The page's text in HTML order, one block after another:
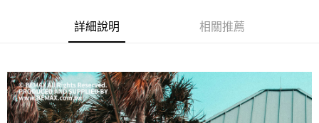
購買商品的店家。未經商家同意取消之訂單仍視為有效，需透過AFTEE先享
後付繳納相關費用。
客戶支援中心」https://netprotections.freshdesk.com/support/home
【注意事項】
１．透過由恩沛科技股份有限公司提供之「AFTEE先享後付」服務完成之交
每筆NT$80，滿NT$1,200(含以上)免運費
詳細說明 相關推薦